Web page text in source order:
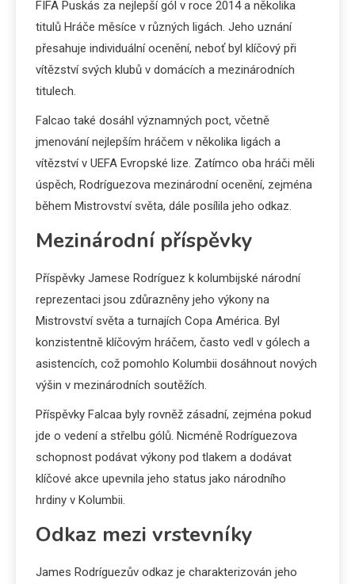
FIFA Puskás za nejlepší gól v roce 2014 a několika
titulů Hráče měsíce v různých ligách. Jeho uznání
přesahuje individuální ocenění, neboť byl klíčový při
vítězství svých klubů v domácích a mezinárodních
titulech.
Falcao také dosáhl významných poct, včetně
jmenování nejlepším hráčem v několika ligách a
vítězství v UEFA Evropské lize. Zatímco oba hráči měli
úspěch, Rodríguezova mezinárodní ocenění, zejména
během Mistrovství světa, dále posílila jeho odkaz.
Mezinárodní příspěvky
Příspěvky Jamese Rodríguez k kolumbijské národní
reprezentaci jsou zdůrazněny jeho výkony na
Mistrovství světa a turnajích Copa América. Byl
konzistentně klíčovým hráčem, často vedl v gólech a
asistencích, což pomohlo Kolumbii dosáhnout nových
výšin v mezinárodních soutěžích.
Příspěvky Falcaa byly rovněž zásadní, zejména pokud
jde o vedení a střelbu gólů. Nicméně Rodríguezova
schopnost podávat výkony pod tlakem a dodávat
klíčové akce upevnila jeho status jako národního
hrdiny v Kolumbii.
Odkaz mezi vrstevníky
James Rodríguezův odkaz je charakterizován jeho